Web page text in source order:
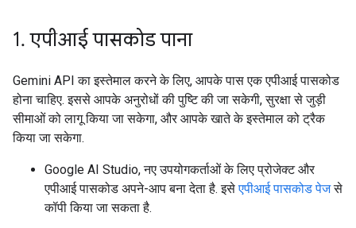
1. एपीआई पासकोड पाना
Gemini API का इस्तेमाल करने के लिए, आपके पास एक एपीआई पासकोड
होना चाहिए. इससे आपके अनुरोधों की पुष्टि की जा सकेगी, सुरक्षा से जुड़ी
सीमाओं को लागू किया जा सकेगा, और आपके खाते के इस्तेमाल को ट्रैक
किया जा सकेगा.
Google AI Studio, नए उपयोगकर्ताओं के लिए प्रोजेक्ट और
एपीआई पासकोड अपने-आप बना देता है. इसेएपीआई पासकोड पेजसे
कॉपी किया जा सकता है.